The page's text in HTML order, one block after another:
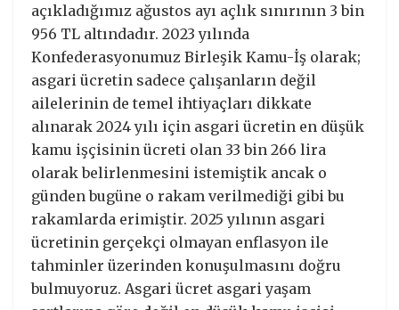
açıkladığımız ağustos ayı açlık sınırının 3 bin
956 TL altındadır. 2023 yılında
Konfederasyonumuz Birleşik Kamu-İş olarak;
asgari ücretin sadece çalışanların değil
ailelerinin de temel ihtiyaçları dikkate
alınarak 2024 yılı için asgari ücretin en düşük
kamu işçisinin ücreti olan 33 bin 266 lira
olarak belirlenmesini istemiştik ancak o
günden bugüne o rakam verilmediği gibi bu
rakamlarda erimiştir. 2025 yılının asgari
ücretinin gerçekçi olmayan enflasyon ile
tahminler üzerinden konuşulmasını doğru
bulmuyoruz. Asgari ücret asgari yaşam